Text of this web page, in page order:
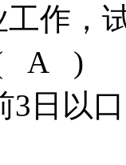
作，
( A )
3日以